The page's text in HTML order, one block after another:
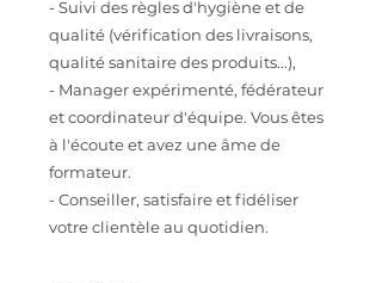
- Suivi des règles d'hygiène et de
qualité (vérification des livraisons,
qualité sanitaire des produits...),
- Manager expérimenté, fédérateur
et coordinateur d'équipe. Vous êtes
à l'écoute et avez une âme de
formateur.
- Conseiller, satisfaire et fidéliser
votre clientèle au quotidien.